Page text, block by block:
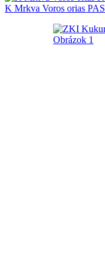
K Mrkva Voros orias